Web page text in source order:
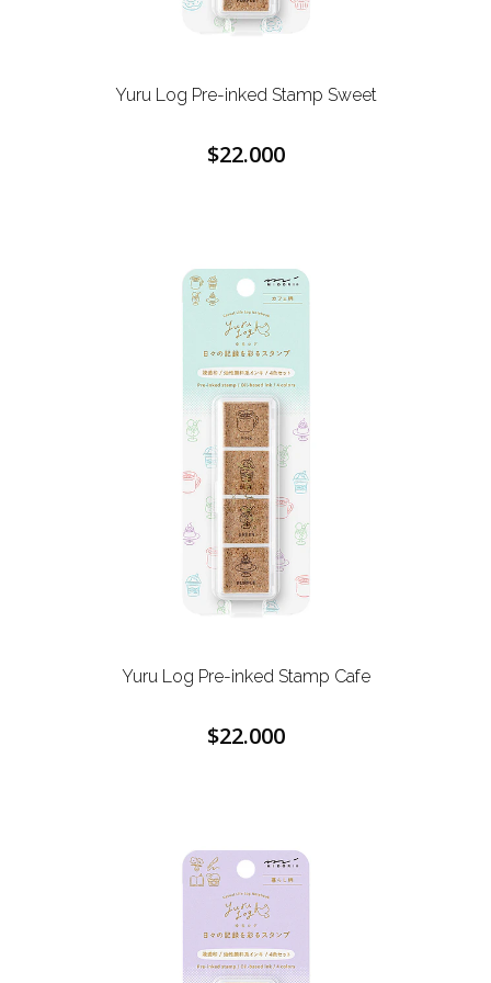
Yuru Log Pre-inked Stamp Sweet
$22.000
Yuru Log Pre-inked Stamp Cafe
$22.000